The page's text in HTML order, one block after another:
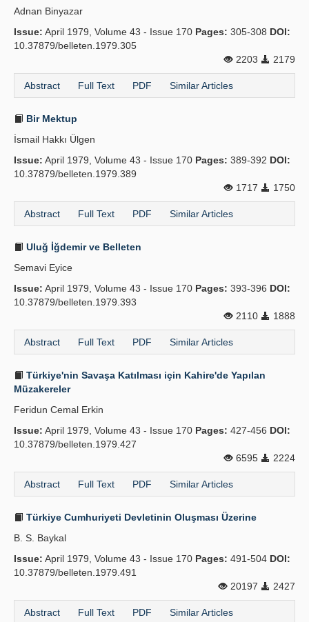
Adnan Binyazar
Issue: April 1979, Volume 43 - Issue 170 Pages: 305-308 DOI:
10.37879/belleten.1979.305
2203
2179
Abstract Full Text PDF Similar Articles
Bir Mektup
İsmail Hakkı Ülgen
Issue: April 1979, Volume 43 - Issue 170 Pages: 389-392 DOI:
10.37879/belleten.1979.389
1717
1750
Abstract Full Text PDF Similar Articles
Uluğ İğdemir ve Belleten
Semavi Eyice
Issue: April 1979, Volume 43 - Issue 170 Pages: 393-396 DOI:
10.37879/belleten.1979.393
2110
1888
Abstract Full Text PDF Similar Articles
Türkiye'nin Savaşa Katılması için Kahire'de Yapılan
Müzakereler
Feridun Cemal Erkin
Issue: April 1979, Volume 43 - Issue 170 Pages: 427-456 DOI:
10.37879/belleten.1979.427
6595
2224
Abstract Full Text PDF Similar Articles
Türkiye Cumhuriyeti Devletinin Oluşması Üzerine
B. S. Baykal
Issue: April 1979, Volume 43 - Issue 170 Pages: 491-504 DOI:
10.37879/belleten.1979.491
20197
2427
Abstract Full Text PDF Similar Articles